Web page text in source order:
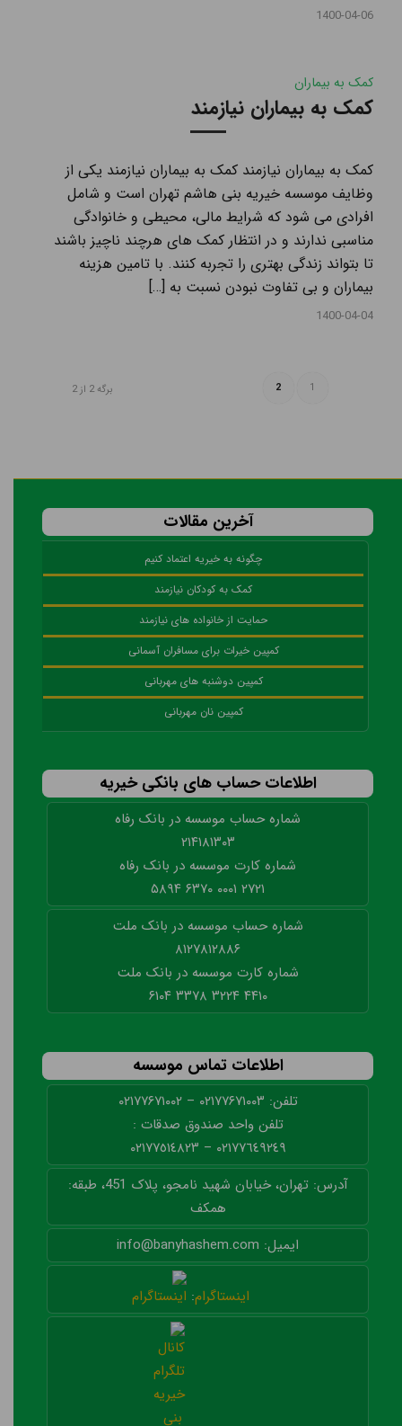
1400-04-06
کمک به بیماران
کمک به بیماران نیازمند
کمک به بیماران نیازمند کمک به بیماران نیازمند یکی از
وظایف موسسه خیریه بنی هاشم تهران است و شامل
افرادی می شود که شرایط مالی، محیطی و خانوادگی
مناسبی ندارند و در انتظار کمک های هرچند ناچیز باشند
تا بتواند زندگی بهتری را تجربه کنند. با تامین هزینه
بیماران و بی تفاوت نبودن نسبت به […]
1400-04-04
برگه 2 از 2 1
2
آخرین مقالات
چگونه به خیریه اعتماد کنیم
کمک به کودکان نیازمند
حمایت از خانواده‌ های نیازمند
کمپین خیرات برای مسافران آسمانی
کمپین دوشنبه ‌های مهربانی
کمپین نان مهربانی
اطلاعات حساب های بانکی خیریه
شماره حساب موسسه در بانک رفاه
۲۱۴۱۸۱۳۰۳
شماره کارت موسسه در بانک رفاه
۲۷۲۱ ۰۰۰۱ ۶۳۷۰ ۵۸۹۴
شماره حساب موسسه در بانک ملت
۸۱۲۷۸۱۲۸۸۶
شماره کارت موسسه در بانک ملت
۴۴۱۰ ۳۲۲۴ ۳۳۷۸ ۶۱۰۴
اطلاعات تماس موسسه
تلفن: ۰۲۱۷۷۶۷۱۰۰۳ – ۰۲۱۷۷۶۷۱۰۰۲
تلفن واحد صندوق صدقات :
٠٢١٧٧٦٤٩٢٤٩ – ٠٢١٧٧٥١٤٨٢٣
آدرس: تهران، خیابان شهید نامجو، پلاک 451، طبقه:
همکف
ایمیل: info@banyhashem.com
اینستاگرام: